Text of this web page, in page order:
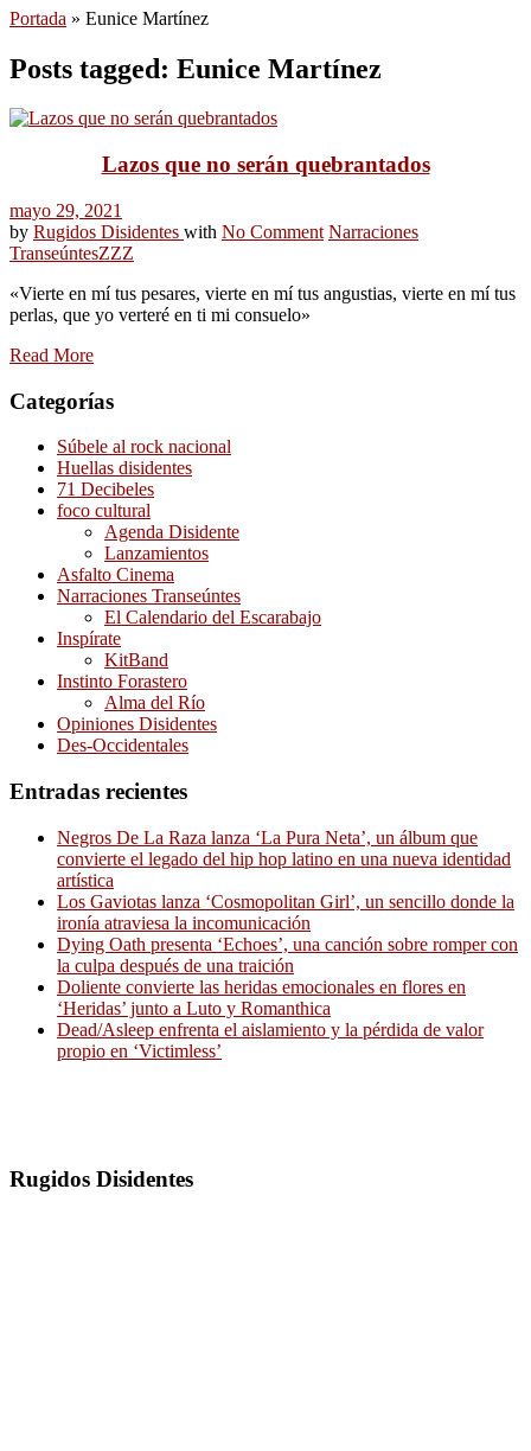
Portada » Eunice Martínez
Posts tagged: Eunice Martínez
Lazos que no serán quebrantados
mayo 29, 2021
by Rugidos Disidentes with No Comment Narraciones
TranseúntesZZZ
«Vierte en mí tus pesares, vierte en mí tus angustias, vierte en mí tus
perlas, que yo verteré en ti mi consuelo»
Read More
Categorías
Súbele al rock nacional
Huellas disidentes
71 Decibeles
foco cultural
Agenda Disidente
Lanzamientos
Asfalto Cinema
Narraciones Transeúntes
El Calendario del Escarabajo
Inspírate
KitBand
Instinto Forastero
Alma del Río
Opiniones Disidentes
Des-Occidentales
Entradas recientes
Negros De La Raza lanza ‘La Pura Neta’, un álbum que
convierte el legado del hip hop latino en una nueva identidad
artística
Los Gaviotas lanza ‘Cosmopolitan Girl’, un sencillo donde la
ironía atraviesa la incomunicación
Dying Oath presenta ‘Echoes’, una canción sobre romper con
la culpa después de una traición
Doliente convierte las heridas emocionales en flores en
‘Heridas’ junto a Luto y Romanthica
Dead/Asleep enfrenta el aislamiento y la pérdida de valor
propio en ‘Victimless’
Rugidos Disidentes